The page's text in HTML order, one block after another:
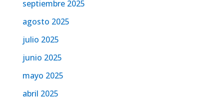
septiembre 2025
agosto 2025
julio 2025
junio 2025
mayo 2025
abril 2025